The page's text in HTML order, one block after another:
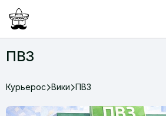
ПВЗ
Курьерос Вики ПВЗ